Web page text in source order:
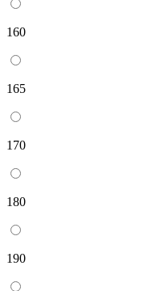
160
165
170
180
190